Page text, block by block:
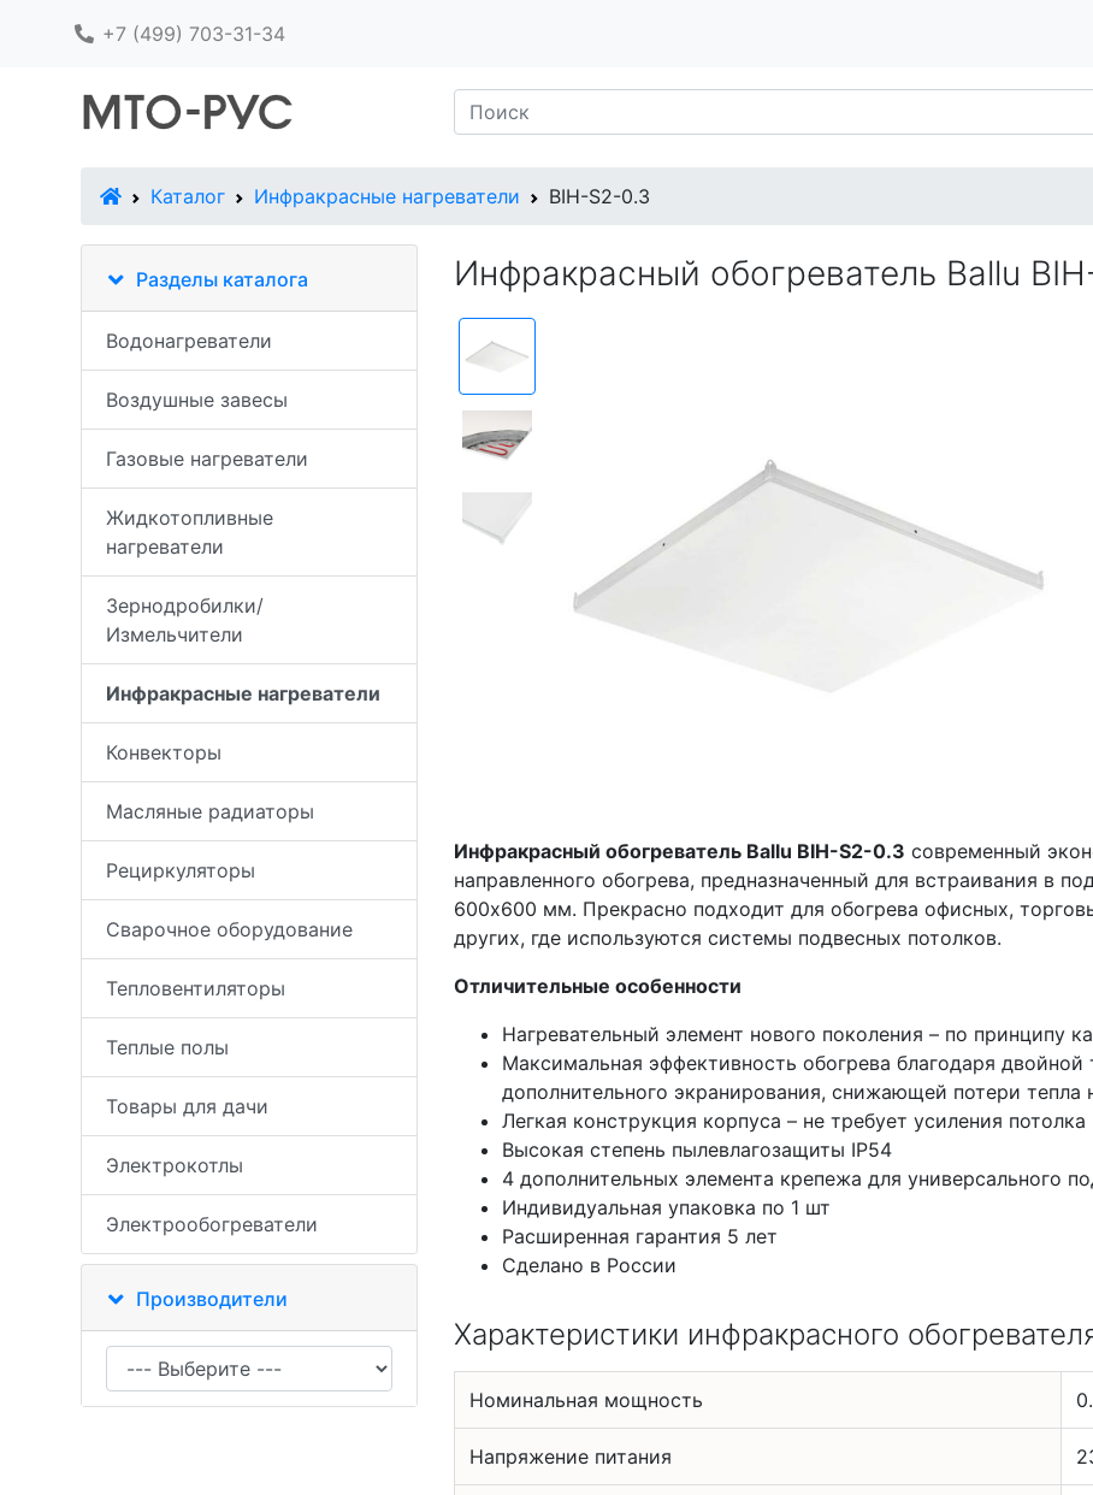
+7 (499) 703-31-34
В начало
Каталог Инфракрасные нагреватели BIH-S2-0.3
Инфракрасный обогреватель Ballu
Инфракрасный обогреватель Ballu BIH-S2-0.3 современный
направленного обогрева, предназначенный для встраивания в
600х600 мм. Прекрасно подходит для обогрева офисных,
других, где используются системы подвесных потолков.
Отличительные особенности
Нагревательный элемент нового поколения – по принципу
Максимальная эффективность обогрева благодаря
дополнительного экранирования, снижающей потери тепла
Легкая конструкция корпуса – не требует усиления потолка
Высокая степень пылевлагозащиты IP54
4 дополнительных элемента крепежа для универсального
Индивидуальная упаковка по 1 шт
Расширенная гарантия 5 лет
Сделано в России
Характеристики инфракрасного
Номинальная мощность
Напряжение питания
Разделы каталога
Водонагреватели
Воздушные завесы
Газовые нагреватели
Жидкотопливные
нагреватели
Зернодробилки/
Измельчители
Инфракрасные нагреватели
Конвекторы
Масляные радиаторы
Рециркуляторы
Сварочное оборудование
Тепловентиляторы
Теплые полы
Товары для дачи
Электрокотлы
Электрообогреватели
Производители